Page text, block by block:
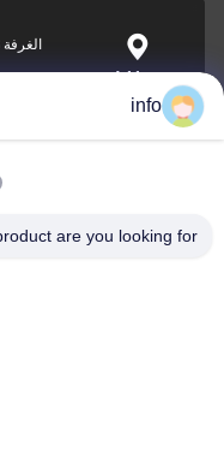
Address
info
are you looking for?